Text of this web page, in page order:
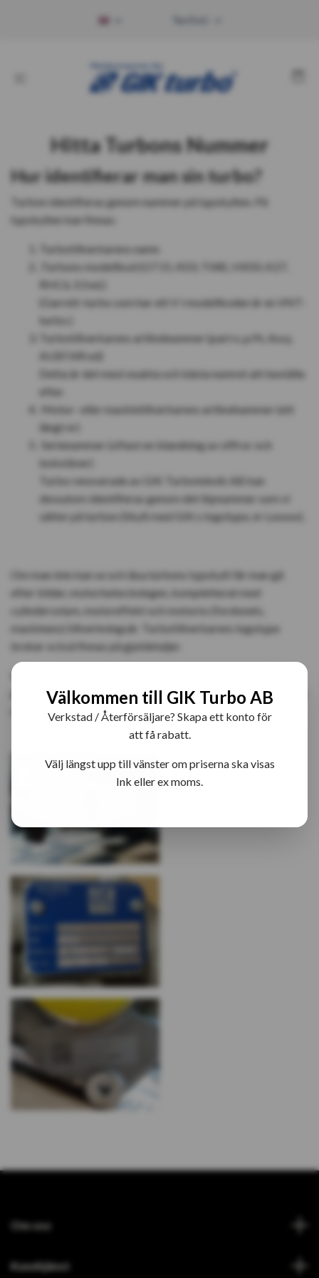
Hitta Turbons Nummer
Hur identifierar man sin turbo?
Turbon identifieras genom nummer på typskylten. På
typskylten kan finnas:
Turbotillverkarens namn
.Turbons modellkod (GT15, K03, T04E, HX50, K27,
RHC6, S3 ed.)
(Garrett-turbo som har ett V i modellkoden är en VNT-
turbo.)
Turbotillverkarens artikelnummer (part n, p/N, Assy,
AUSF.NR ed)
Detta är det mest exakta och bästa numret att beställa
efter.
Motor- eller maskintillverkarens artikelnummer (ett
långt nr)
Serienummer (oftast en blandning av siffror och
bokstäver)
Turbo renoverade av GIK Turboteknik AB kan
dessutom identifieras genom det löpnummer som vi
sätter på turbon (Skylt med GIK:s logotype, nr Lxxxxx).
Om man inte kan se och läsa turbons typskylt får man gå
efter bilder, motorbeteckningen, kompletterat med
cylindervolym, motoreffekt och motorns (fordonets,
maskinens) tillverkningsår. Turbotillverkarens logotype
brukar också finnas på gjutdetaljer.
OBS!
personbilar kan vi oftast få fram tillräckliga uppgifter genom
registreringsnumret.
Om oss
Kundtjänst
Välkommen till GIK Turbo AB
Verkstad / Återförsäljare? Skapa ett konto för
att få rabatt.
Välj längst upp till vänster om priserna ska visas
Ink eller ex moms.